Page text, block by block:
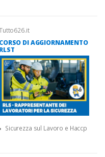
CORSO DI AGGIORNAMENTO
RLST
Sicurezza sul Lavoro e Haccp